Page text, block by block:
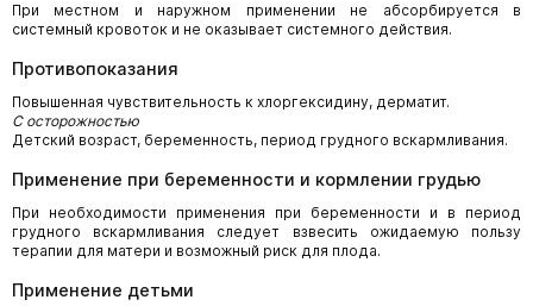
При местном и наружном применении не абсорбируется в
системный кровоток и не оказывает системного действия.
Противопоказания
Повышенная чувствительность к хлоргексидину, дерматит.
С осторожностью
Детский возраст, беременность, период грудного вскармливания.
Применение при беременности и кормлении грудью
При необходимости применения при беременности и в период
грудного вскармливания следует взвесить ожидаемую пользу
терапии для матери и возможный риск для плода.
Применение детьми